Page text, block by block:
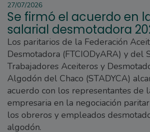
27/07/2026
Se firmó el acuerdo en
salarial desmotadora
Los paritarios de la Federación
Desmotadora (FTCIODyARA) y del
Trabajadores Aceiteros y
Algodón del Chaco (STADYCA)
acuerdo con los representantes de
empresaria en la negociación
los obreros y empleados
algodón.